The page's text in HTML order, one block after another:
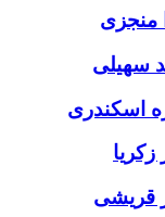
منجزی
سهیلی
اسکندری
قریشی